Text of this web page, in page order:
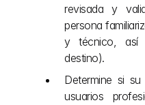
revisada y
persona
y técnico, así
destino).
Determine si
usuarios